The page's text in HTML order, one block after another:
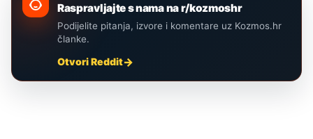
Raspravljajte s nama na r/kozmoshr
Podijelite pitanja, izvore i komentare uz Kozmos.hr
članke.
Otvori Reddit